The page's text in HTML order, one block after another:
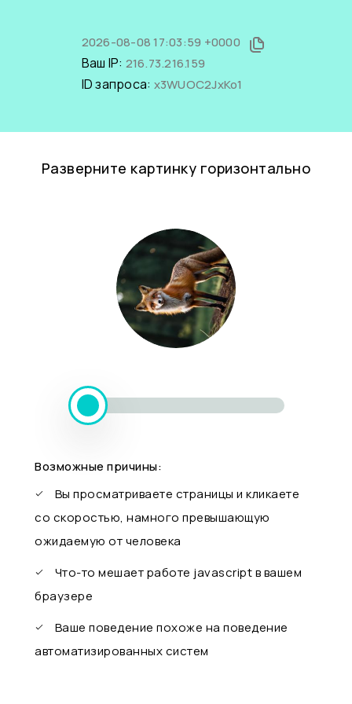
2026-08-08 17:03:59 +0000
Ваш IP: 216.73.216.159
ID запроса: x3WUOC2JxKo1
Разверните картинку горизонтально
Возможные причины:
Вы просматриваете страницы и кликаете
со скоростью, намного превышающую
ожидаемую от человека
Что-то мешает работе javascript в вашем
браузере
Ваше поведение похоже на поведение
автоматизированных систем